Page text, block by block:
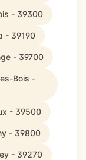
- 39300
- 39190
- 39700
Bois -
- 39500
- 39800
- 39270